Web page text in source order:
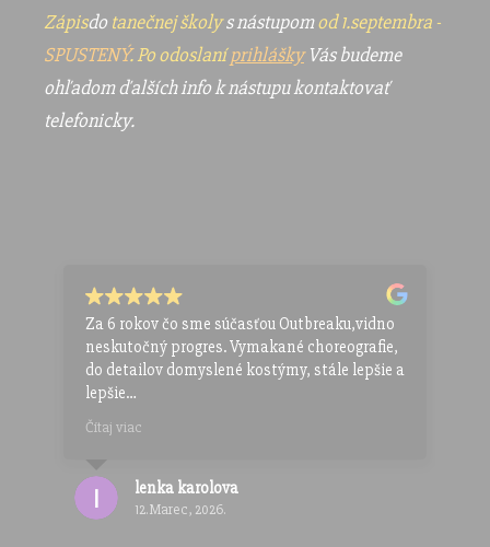
Zápisdo tanečnej školys nástupomod 1.septembra -
SPUSTENÝ. Po odoslaní prihlášky Vás budeme
ohľadom ďalších info k nástupu kontaktovať
telefonicky.
Za 6 rokov čo sme súčasťou Outbreaku,vidno
neskutočný progres. Vymakané choreografie,
do detailov domyslené kostýmy, stále lepšie a
lepšie
predstavenia. Najlepšie investovaný čas,
energia a peniaze. Hlavne ak dieťa chodí na
Čítaj viac
lenka karolova
12. Marec, 2026.